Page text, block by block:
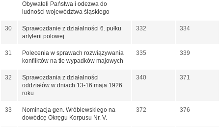
Obywateli Państwa i odezwa do
ludności województwa śląskiego
30
Sprawozdanie z działalności 6. pułku
artylerii polowej
332 334
31
Polecenia w sprawach rozwiązywania
konfliktów na tle wypadków majowych
335 339
32
Sprawozdania z działalności
oddziałów w dniach 13-16 maja 1926
roku
340 371
33
Nominacja gen. Wróblewskiego na
dowódcę Okręgu Korpusu Nr. V.
372 376